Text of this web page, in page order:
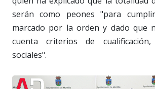
serán como peones "para
marcado por la orden y dado que
cuenta criterios de
sociales".